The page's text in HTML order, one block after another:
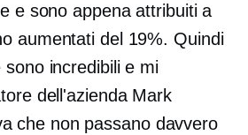
e sono appena attribuiti a
aumentati del 19%. Quindi
incredibili e mi
dell'azienda Mark
che non passano davvero